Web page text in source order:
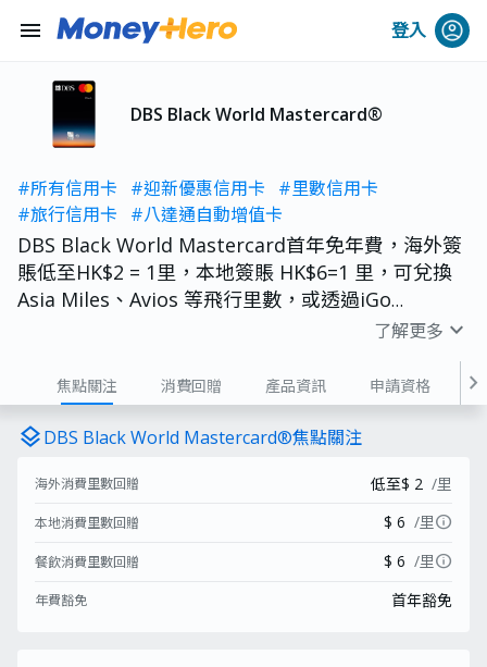
menu 登入
DBS Black World Mastercard®
#所有信用卡 #迎新優惠信用卡
#里數信用卡
#旅行信用卡
#八達通自動增值卡
DBS Black World Mastercard首年免年費，海外簽
賬低至HK$2 = 1里，本地簽賬 HK$6=1 里，可兌換
Asia Miles、Avios 等飛行里數，或透過iGo
Rewards 平台以低至55折兌換機票或酒店。迎新里
了解更多 expand_more
焦點關注 消費回贈 產品資訊 申請資格 費
chevron_right
layersDBS Black World Mastercard®焦點關注
海外消費里數回贈 低至$ 2 /里
本地消費里數回贈 $ 6 /里info
餐飲消費里數回贈 $ 6 /里info
年費豁免 首年豁免